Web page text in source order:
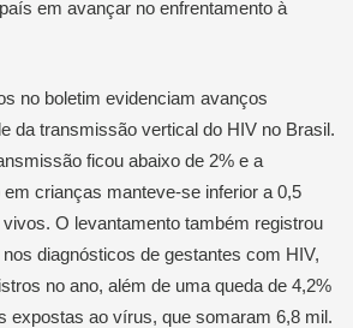
em avançar no enfrentamento à
no boletim evidenciam avanços
da transmissão vertical do HIV no Brasil.
ficou abaixo de 2% e a
crianças manteve-se inferior a 0,5
O levantamento também registrou
diagnósticos de gestantes com HIV,
no ano, além de uma queda de 4,2%
expostas ao vírus, que somaram 6,8 mil.